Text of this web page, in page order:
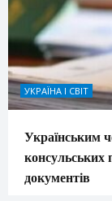
УКРАЇНА І СВІТ
Українським
консульських
документів